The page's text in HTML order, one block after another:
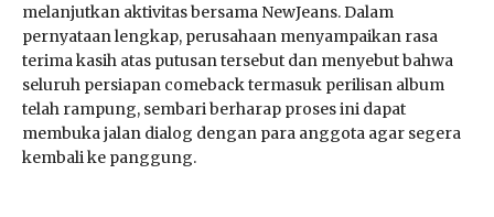
melanjutkan aktivitas bersama NewJeans. Dalam
pernyataan lengkap, perusahaan menyampaikan rasa
terima kasih atas putusan tersebut dan menyebut bahwa
seluruh persiapan comeback termasuk perilisan album
telah rampung, sembari berharap proses ini dapat
membuka jalan dialog dengan para anggota agar segera
kembali ke panggung.